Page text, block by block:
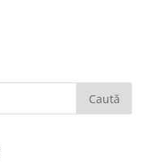
Caută